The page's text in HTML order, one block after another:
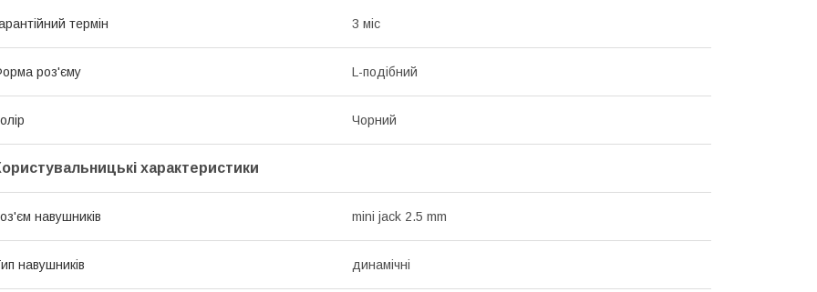
термін 3 міс
роз'єму L-подібний
Чорний
характеристики
навушників mini jack 2.5 mm
навушників динамічні